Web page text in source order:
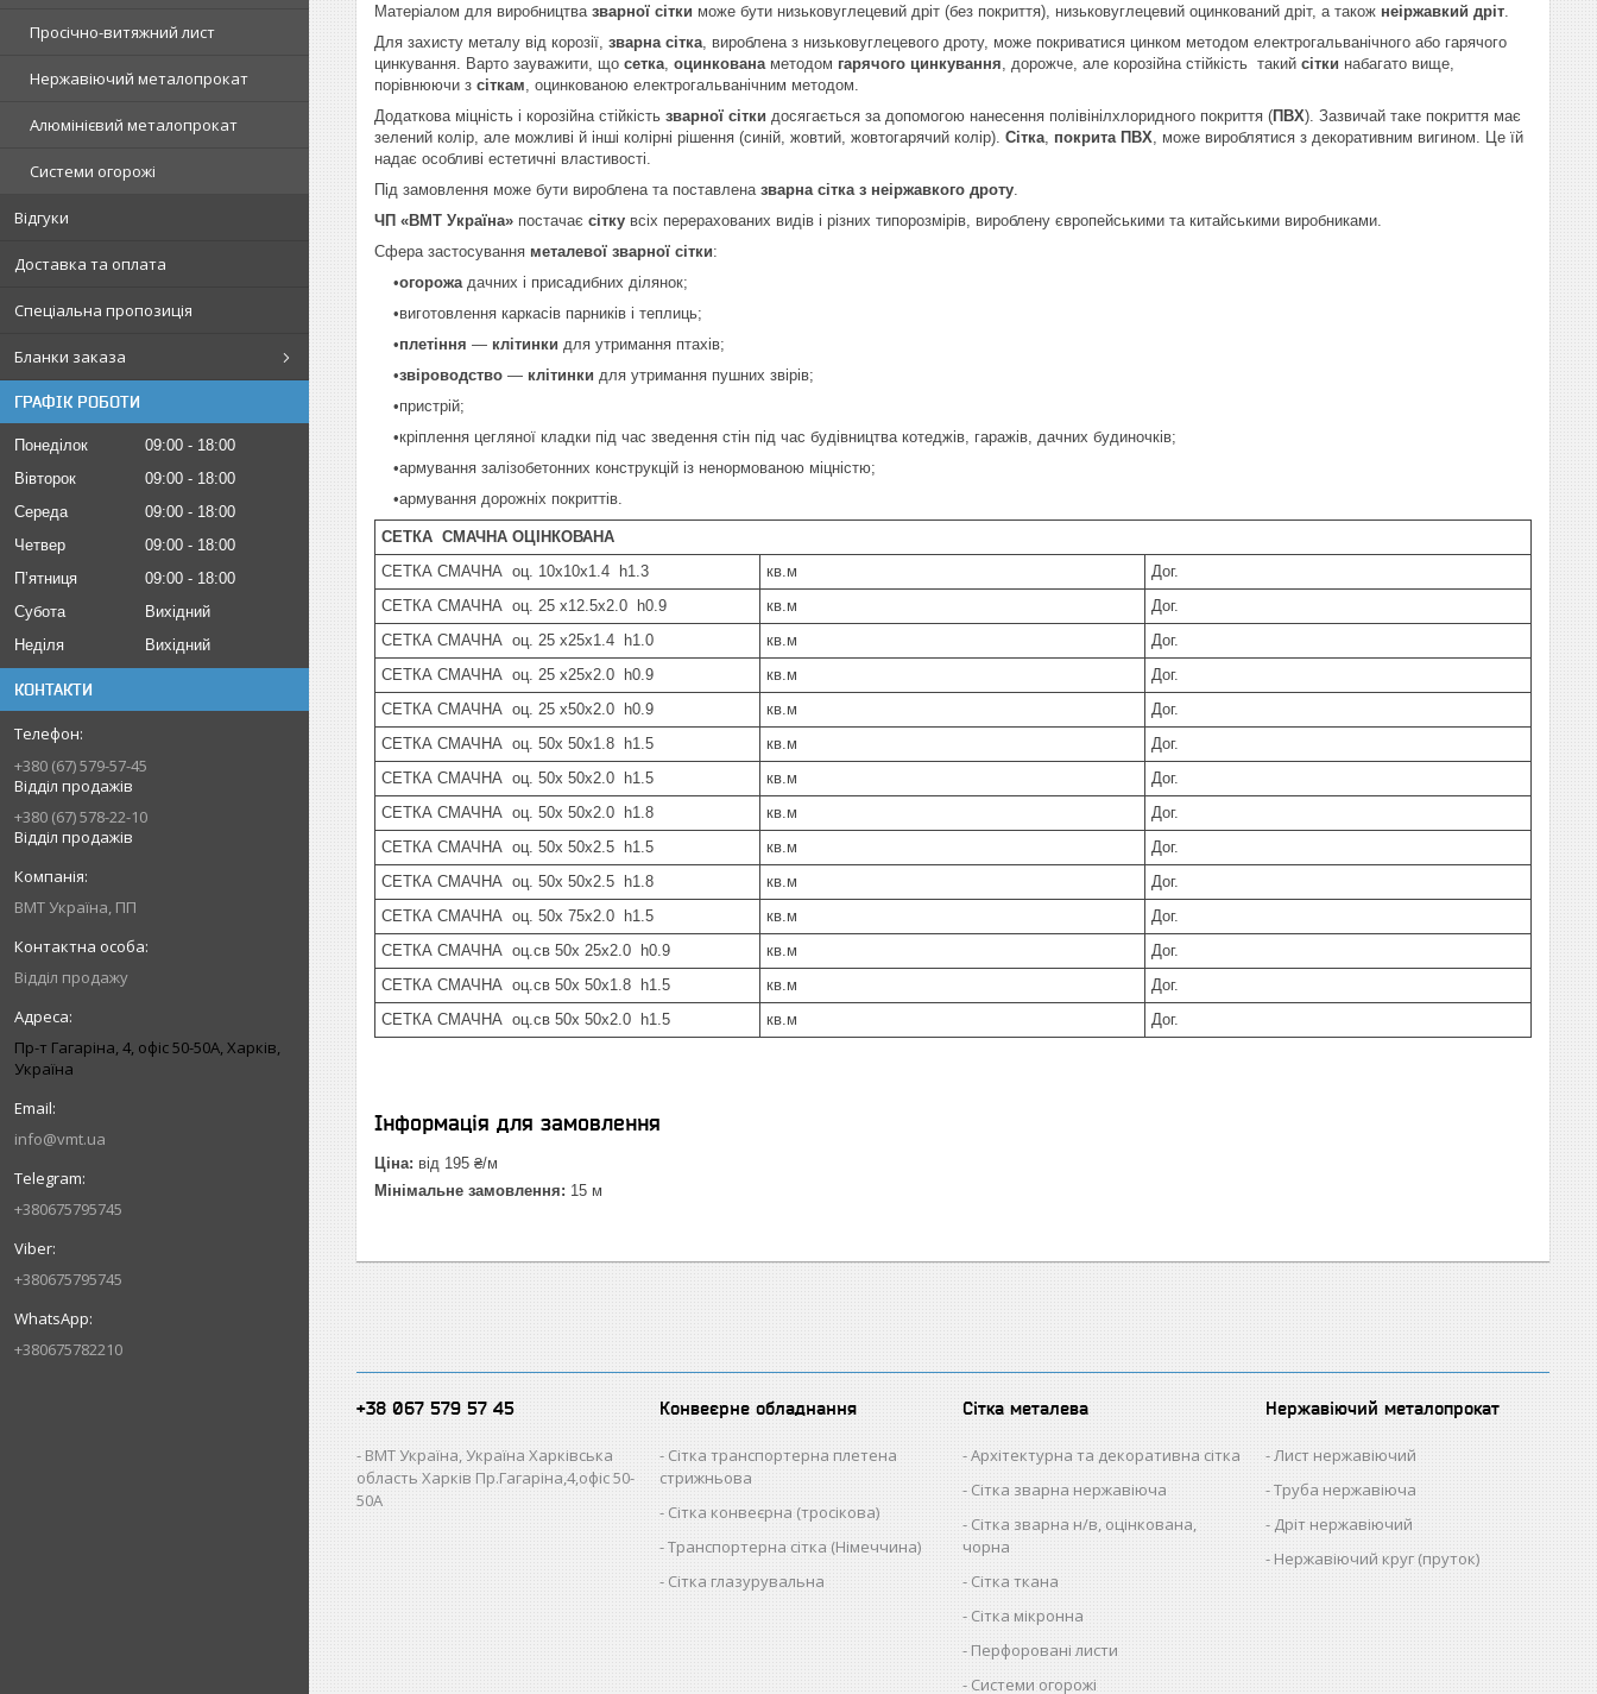
Просічно-витяжний лист
Нержавіючий металопрокат
Алюмінієвий металопрокат
Системи огорожі
Відгуки
Доставка та оплата
Спеціальна пропозиція
Бланки заказа
ГРАФІК РОБОТИ
Понеділок 09:00
18:00
Вівторок
09:00
18:00
Середа
09:00
18:00
Четвер
09:00
18:00
Пʼятниця
09:00
18:00
Субота
Вихідний
Неділя
Вихідний
КОНТАКТИ
+380 (67) 579-57-45
Відділ продажів
+380 (67) 578-22-10
Відділ продажів
ВМТ Україна, ПП
Відділ продажу
Пр-т Гагаріна, 4, офіс 50-50A, Харків,
Україна
info@vmt.ua
+380675795745
+380675795745
+380675782210
Матеріалом для виробництва зварної сітки може бути низьковуглецевий дріт (без покриття), низьковуглецевий оцинкований дріт, а також неіржавкий дріт.
Для захисту металу від корозії, зварна сітка, вироблена з низьковуглецевого дроту, може покриватися цинком методом електрогальванічного або гарячого
цинкування. Варто зауважити, що сетка, оцинкованаметодом гарячого цинкування, дорожче, але корозійна стійкість такий сітки набагато вище,
порівнюючи з сіткам, оцинкованою електрогальванічним методом.
Додаткова міцність і корозійна стійкість зварної сітки досягається за допомогою нанесення полівінілхлоридного покриття (ПВХ). Зазвичай таке покриття має
зелений колір, але можливі й інші колірні рішення (синій, жовтий, жовтогарячий колір). Сітка, покрита ПВХ, може вироблятися з декоративним вигином. Це їй
надає особливі естетичні властивості.
Під замовлення може бути вироблена та поставлена зварна сітка з неіржавкого дроту.
ЧП «ВМТ Україна» постачає сітку всіх перерахованих видів і різних типорозмірів, вироблену європейськими та китайськими виробниками.
Сфера застосування металевої зварної сітки:
•огорожадачних і присадибних ділянок;
•виготовлення каркасів парників і теплиць;
•плетіння — клітинки для утримання птахів;
•звіроводство — клітинки для утримання пушних звірів;
•пристрій;
•кріплення цегляної кладки під час зведення стін під час будівництва котеджів, гаражів, дачних будиночків;
•армування залізобетонних конструкцій із ненормованою міцністю;
•армування дорожніх покриттів.
СЕТКА СМАЧНА ОЦІНКОВАНА
СЕТКА СМАЧНА оц. 10х10х1.4 h1.3
кв.м
Дог.
СЕТКА СМАЧНА оц. 25 х12.5х2.0 h0.9
кв.м
Дог.
СЕТКА СМАЧНА оц. 25 х25х1.4 h1.0
кв.м
Дог.
СЕТКА СМАЧНА оц. 25 х25х2.0 h0.9
кв.м
Дог.
СЕТКА СМАЧНА оц. 25 х50х2.0 h0.9
кв.м
Дог.
СЕТКА СМАЧНА оц. 50х 50х1.8 h1.5
кв.м
Дог.
СЕТКА СМАЧНА оц. 50х 50х2.0 h1.5
кв.м
Дог.
СЕТКА СМАЧНА оц. 50х 50х2.0 h1.8
кв.м
Дог.
СЕТКА СМАЧНА оц. 50х 50х2.5 h1.5
кв.м
Дог.
СЕТКА СМАЧНА оц. 50х 50х2.5 h1.8
кв.м
Дог.
СЕТКА СМАЧНА оц. 50х 75х2.0 h1.5
кв.м
Дог.
СЕТКА СМАЧНА оц.св 50х 25х2.0 h0.9
кв.м
Дог.
СЕТКА СМАЧНА оц.св 50х 50х1.8 h1.5
кв.м
Дог.
СЕТКА СМАЧНА оц.св 50х 50х2.0 h1.5
кв.м Дог.
Інформація для замовлення
Ціна: від 195 ₴/м
Мінімальне замовлення: 15 м
+38 067 579 57 45
ВМТ Україна, Україна Харківська
область Харків Пр.Гагаріна,4,офіс 50-
50А
Конвеєрне обладнання
Сітка транспортерна плетена
стрижньова
Сітка конвеєрна (тросікова)
Транспортерна сітка (Німеччина)
Сітка глазурувальна
Сітка металева
Архітектурна та декоративна сітка
Сітка зварна нержавіюча
Сітка зварна н/в, оцінкована,
чорна
Сітка ткана
Сітка мікронна
Перфоровані листи
Системи огорожі
Нержавіючий металопрокат
Лист нержавіючий
Труба нержавіюча
Дріт нержавіючий
Нержавіючий круг (пруток)